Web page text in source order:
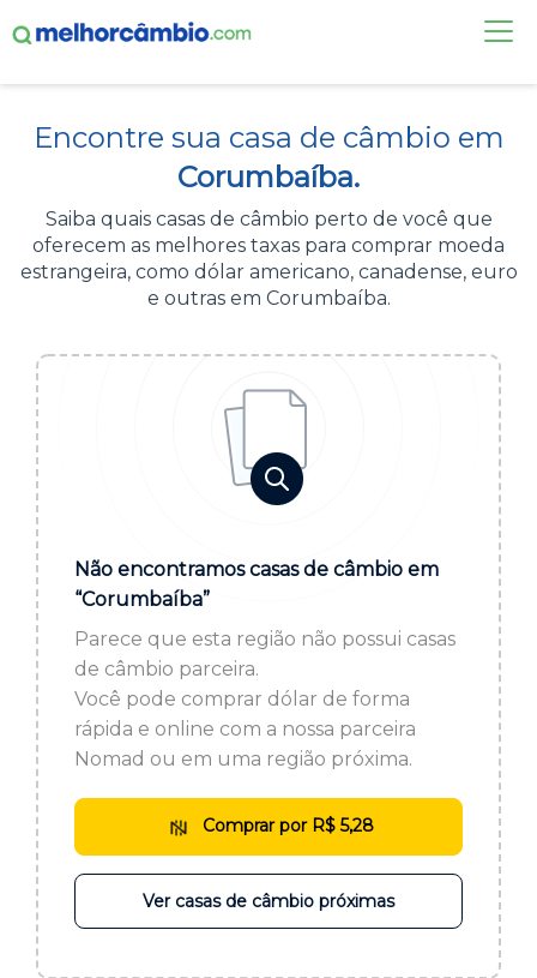
CASAS DE CÂMBIO
DÓLAR HOJE
ALERTA DE CÂMBIO
Acesse sua conta:
BROKER DE OFERTAS
ou cadastre-se se ainda não tem registro:
Encontre sua casa de câmbio em
Corumbaíba.
Saiba quais casas de câmbio perto de você que
oferecem as melhores taxas para comprar moeda
estrangeira, como dólar americano, canadense, euro
e outras em Corumbaíba.
Não encontramos casas de câmbio em
“Corumbaíba”
Parece que esta região não possui casas
de câmbio parceira.
Você pode comprar dólar de forma
rápida e online com a nossa parceira
Nomad ou em uma região próxima.
Comprar por R$ 5,28
Ver casas de câmbio próximas